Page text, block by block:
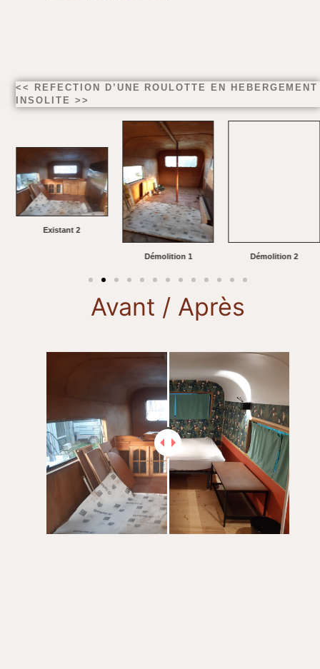
<< REFECTION D’UNE ROULOTTE EN HEBERGEMENT
INSOLITE >>
Existant 2
Démolition 1 Démolition 2
Avant / Après